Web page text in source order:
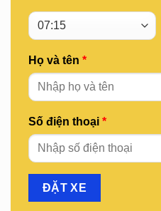
Họ và tên *
Số điện thoại *